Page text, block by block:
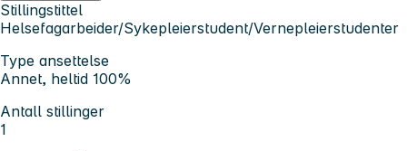
Stillingstittel
Helsefagarbeider/Sykepleierstudent/Vernepleierstudenter
Type ansettelse
Annet, heltid 100%
Antall stillinger
1